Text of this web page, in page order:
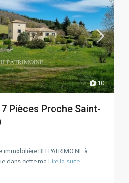
10
Pièces Proche Saint-
BH PATRIMOINE à
dans cette maLire la suite...